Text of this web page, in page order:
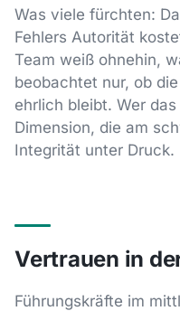
Was viele fürchten:
Fehlers Autorität
Team weiß ohnehin,
beobachtet nur, ob
ehrlich bleibt. Wer
Dimension, die am
Integrität unter Druck.
Vertrauen in
Führungskräfte im